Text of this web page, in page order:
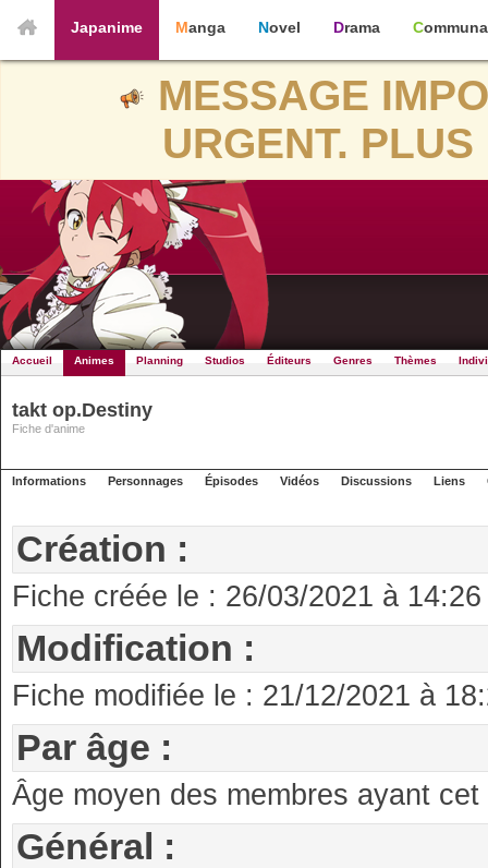
Japanime Manga Novel Drama
MESSAGE
URGENT.
Accueil Animes Planning Studios Éditeurs Genres Thèmes
takt op.Destiny
Fiche d'anime
Informations Personnages Épisodes Vidéos Discussions Liens
Création :
Fiche créée le : 26/03/2021 à
Modification :
Fiche modifiée le : 21/12/2021 à
Par âge :
Âge moyen des membres ayant
Général :